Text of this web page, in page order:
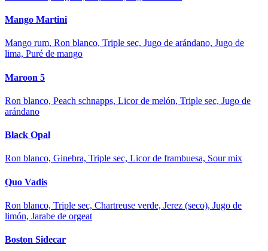
Mango Martini
Mango rum, Ron blanco, Triple sec, Jugo de arándano, Jugo de
lima, Puré de mango
Maroon 5
Ron blanco, Peach schnapps, Licor de melón, Triple sec, Jugo de
arándano
Black Opal
Ron blanco, Ginebra, Triple sec, Licor de frambuesa, Sour mix
Quo Vadis
Ron blanco, Triple sec, Chartreuse verde, Jerez (seco), Jugo de
limón, Jarabe de orgeat
Boston Sidecar